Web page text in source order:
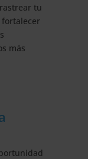
tu
fortalecer
más